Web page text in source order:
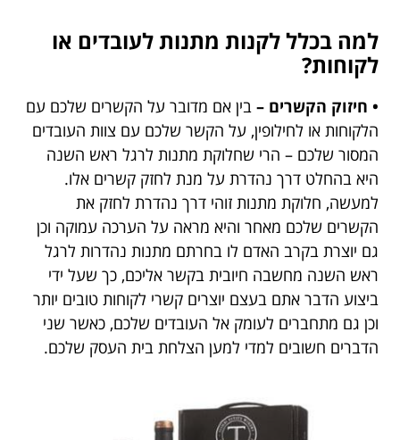
למה בכלל לקנות מתנות לעובדים או
לקוחות?
• חיזוק הקשרים – בין אם מדובר על הקשרים שלכם עם
הלקוחות או לחילופין, על הקשר שלכם עם צוות העובדים
המסור שלכם – הרי שחלוקת מתנות לרגל ראש השנה
היא בהחלט דרך נהדרת על מנת לחזק קשרים אלו.
למעשה, חלוקת מתנות זוהי דרך נהדרת לחזק את
הקשרים שלכם מאחר והיא מראה על הערכה עמוקה וכן
גם יוצרת בקרב האדם לו בחרתם מתנות נהדרות לרגל
ראש השנה מחשבה חיובית בקשר אליכם, כך שעל ידי
ביצוע הדבר אתם בעצם יוצרים קשרי לקוחות טובים יותר
וכן גם מתחברים לעומק אל העובדים שלכם, כאשר שני
הדברים חשובים למדי למען הצלחת בית העסק שלכם.